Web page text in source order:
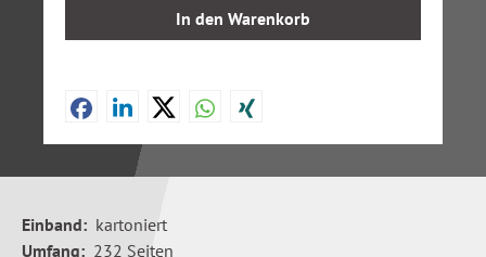
In den Warenkorb
Einband: kartoniert
Umfang: 232 Seiten